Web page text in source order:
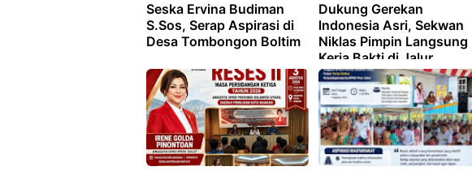
Seska Ervina Budiman
S.Sos, Serap Aspirasi di
Desa Tombongon Boltim
Dukung Gerekan
lndonesia Asri, Sekwan
Niklas Pimpin Langsung
Kerja Bakti di Jalur
Manado-Tomohon